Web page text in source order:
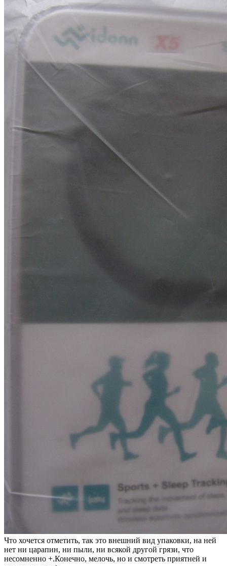
Что хочется отметить, так это внешний вид упаковки, на ней
нет ни царапин, ни пыли, ни всякой другой грязи, что
несомненно +.Конечно, мелочь, но и смотреть приятней и